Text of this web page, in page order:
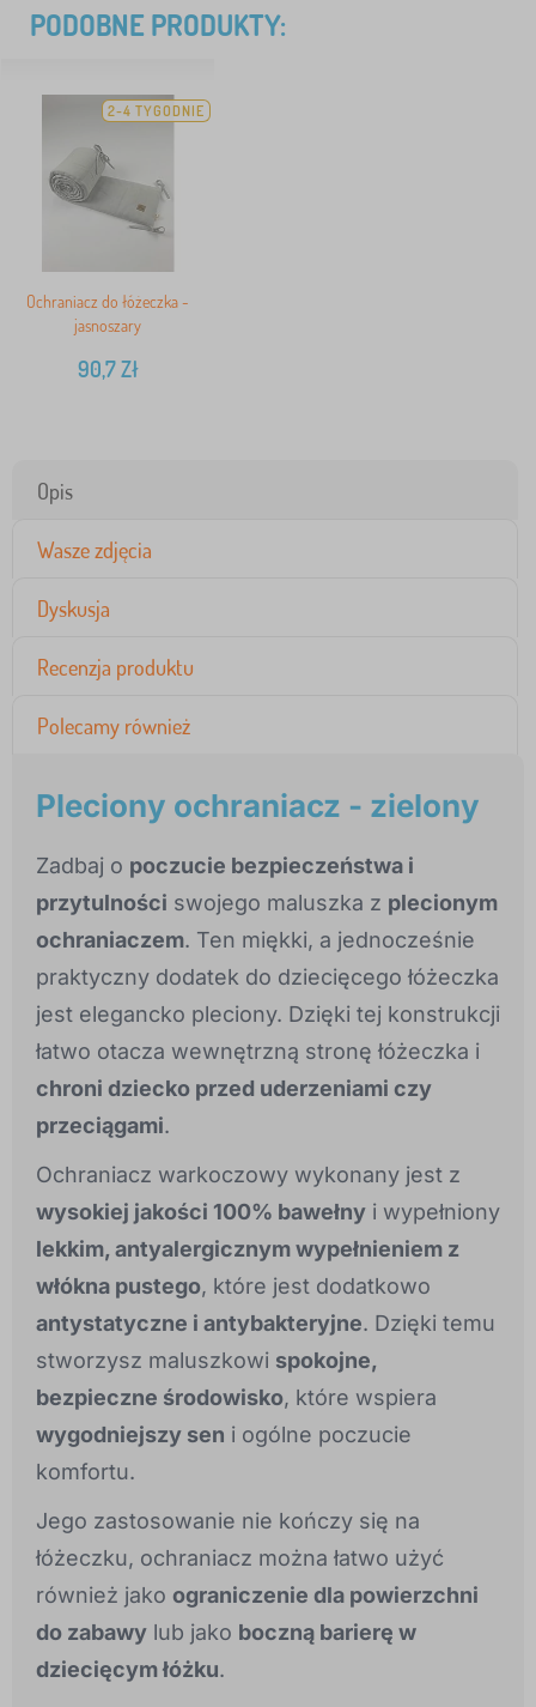
PODOBNE PRODUKTY:
2-4 TYGODNIE
Ochraniacz do łóżeczka -
jasnoszary
90,7Zł
Opis
Wasze zdjęcia
Dyskusja
Recenzja produktu
Polecamy również
Pleciony ochraniacz - zielony
Zadbaj o poczucie bezpieczeństwa i
przytulności swojego maluszka z plecionym
ochraniaczem. Ten miękki, a jednocześnie
praktyczny dodatek do dziecięcego łóżeczka
jest elegancko pleciony. Dzięki tej konstrukcji
łatwo otacza wewnętrzną stronę łóżeczka i
chroni dziecko przed uderzeniami czy
przeciągami.
Ochraniacz warkoczowy wykonany jest z
wysokiej jakości 100% bawełny i wypełniony
lekkim, antyalergicznym wypełnieniem z
włókna pustego, które jest dodatkowo
antystatyczne i antybakteryjne. Dzięki temu
stworzysz maluszkowi spokojne,
bezpieczne środowisko, które wspiera
wygodniejszy sen i ogólne poczucie
komfortu.
Jego zastosowanie nie kończy się na
łóżeczku, ochraniacz można łatwo użyć
również jako ograniczenie dla powierzchni
do zabawy lub jako boczną barierę w
dziecięcym łóżku.